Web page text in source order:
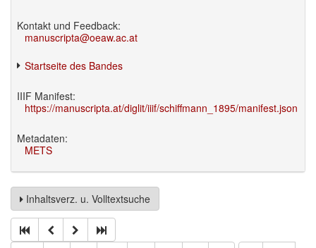
Kontakt und Feedback:
manuscripta@oeaw.ac.at
Startseite des Bandes
IIIF Manifest:
https://manuscripta.at/diglit/iiif/schiffmann_1895/manifest.json
Metadaten:
METS
Inhaltsverz. u. Volltextsuche